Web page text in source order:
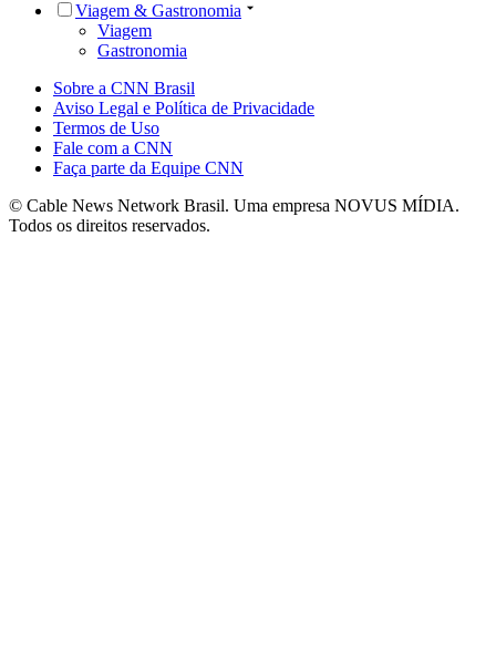
Viagem & Gastronomia
Viagem
Gastronomia
Sobre a CNN Brasil
Aviso Legal e Política de Privacidade
Termos de Uso
Fale com a CNN
Faça parte da Equipe CNN
© Cable News Network Brasil. Uma empresa NOVUS MÍDIA.
Todos os direitos reservados.